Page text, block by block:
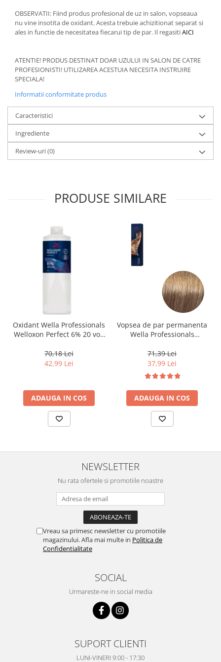
OBSERVATII: Fiind produs profesional de uz in salon, vopseaua
nu vine insotita de oxidant. Acesta trebuie achizitionat separat si
ales in functie de necesitatea fiecarui tip de par. Il regasitiAICI
ATENTIE! PRODUS DESTINAT DOAR UZULUI IN SALON DE CATRE
PROFESIONISTI! UTILIZAREA ACESTUIA NECESITA INSTRUIRE
SPECIALA!
Informatii conformitate produs
Caracteristici
Ingrediente
Review-uri(0)
PRODUSE SIMILARE
Oxidant Wella Professionals
Welloxon Perfect 6% 20 vol,
70,18 Lei
42,99 Lei
ADAUGA IN COS
Vopsea de par permanenta
Wella Professionals
Blond Deschis Natural, 60
ml
71,39 Lei
37,99 Lei
ADAUGA IN COS
NEWSLETTER
Nu rata ofertele si promotiile noastre
Vreau sa primesc newsletter cu promotiile
magazinului. Afla mai multe in Politica de
Confidentialitate
SOCIAL
Urmareste-ne in social media
SUPORT CLIENTI
LUNI-VINERI 9:00 - 17:30